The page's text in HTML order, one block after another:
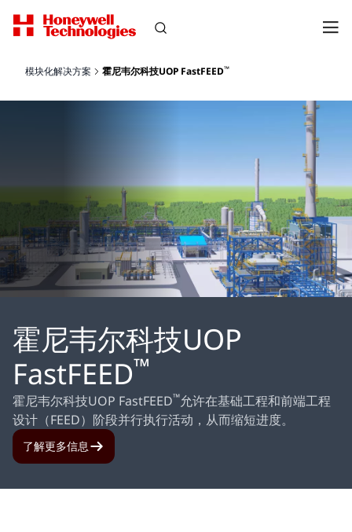
模块化解决方案 霍尼韦尔科技UOP FastFEED™
霍尼韦尔科技UOP
FastFEED™
霍尼韦尔科技UOP FastFEED™允许在基础工程和前端工程
设计（FEED）阶段并行执行活动，从而缩短进度。
了解更多信息